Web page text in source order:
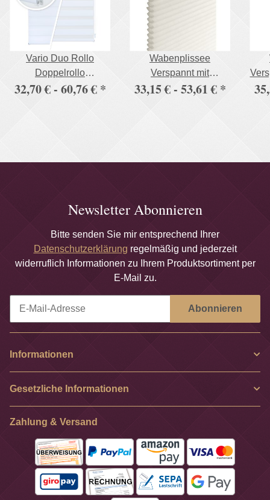
Vario Duo Rollo
Doppelrollo
Fensterrollo mit Klemm
32,70 € - 60,76 € *
Wabenplissee
Verspannt mit
Klemmträgern ohne
33,15 € - 53,61 € *
Newsletter Abonnieren
Bitte senden Sie mir entsprechend Ihrer
Datenschutzerklärung regelmäßig und jederzeit
widerruflich Informationen zu Ihrem Produktsortiment per
E-Mail zu.
Abonnieren
Informationen
Gesetzliche Informationen
Zahlung & Versand